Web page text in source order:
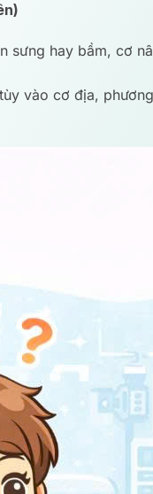
sưng hay bầm, cơ
vào cơ địa,